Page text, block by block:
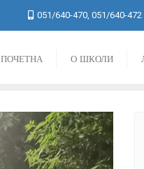
051/640-470, 051/640-472
ПОЧЕТНА О ШКОЛИ